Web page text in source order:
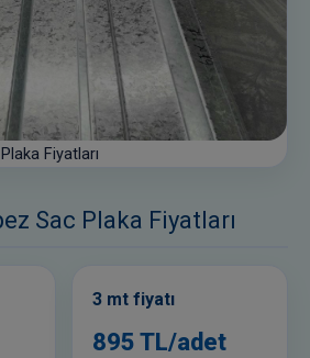
Fiyatları
Sac Plaka Fiyatları
3 mt fiyatı
895 TL/adet